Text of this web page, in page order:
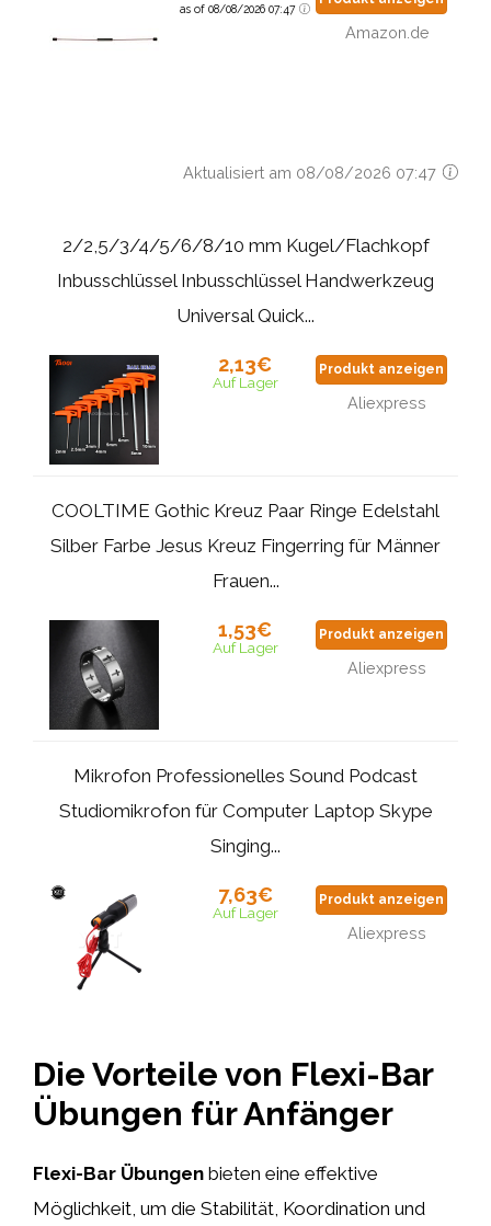
as of 08/08/2026 07:47
Amazon.de
Aktualisiert am 08/08/2026 07:47
2/2,5/3/4/5/6/8/10 mm Kugel/Flachkopf
Inbusschlüssel Inbusschlüssel Handwerkzeug
Universal Quick...
2,13€
Auf Lager
Produkt anzeigen
Aliexpress
COOLTIME Gothic Kreuz Paar Ringe Edelstahl
Silber Farbe Jesus Kreuz Fingerring für Männer
Frauen...
1,53€
Auf Lager
Produkt anzeigen
Aliexpress
Mikrofon Professionelles Sound Podcast
Studiomikrofon für Computer Laptop Skype
Singing...
7,63€
Auf Lager
Produkt anzeigen
Aliexpress
Die Vorteile von Flexi-Bar
Übungen für Anfänger
Flexi-Bar Übungen bieten eine effektive
Möglichkeit, um die Stabilität, Koordination und